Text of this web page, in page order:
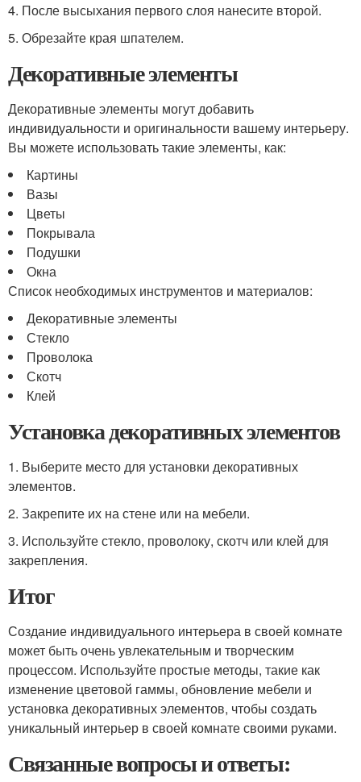
4. После высыхания первого слоя нанесите второй.
5. Обрезайте края шпателем.
Декоративные элементы
Декоративные элементы могут добавить
индивидуальности и оригинальности вашему интерьеру.
Вы можете использовать такие элементы, как:
Картины
Вазы
Цветы
Покрывала
Подушки
Окна
Список необходимых инструментов и материалов:
Декоративные элементы
Стекло
Проволока
Скотч
Клей
Установка декоративных элементов
1. Выберите место для установки декоративных
элементов.
2. Закрепите их на стене или на мебели.
3. Используйте стекло, проволоку, скотч или клей для
закрепления.
Итог
Создание индивидуального интерьера в своей комнате
может быть очень увлекательным и творческим
процессом. Используйте простые методы, такие как
изменение цветовой гаммы, обновление мебели и
установка декоративных элементов, чтобы создать
уникальный интерьер в своей комнате своими руками.
Связанные вопросы и ответы: